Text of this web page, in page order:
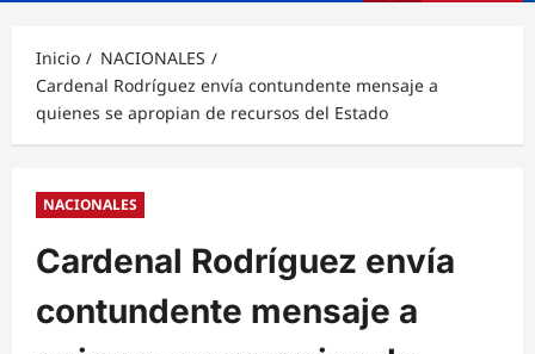
Inicio
NACIONALES
Cardenal Rodríguez envía contundente mensaje a
quienes se apropian de recursos del Estado
NACIONALES
Cardenal Rodríguez envía
contundente mensaje a